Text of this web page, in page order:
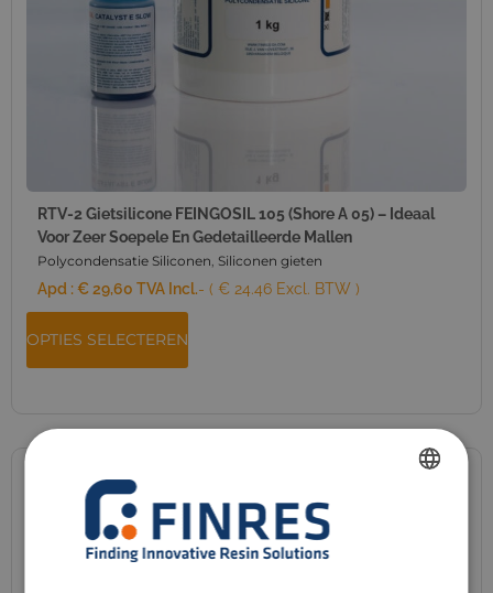
RTV-2 Gietsilicone FEINGOSIL 105 (Shore A 05) – Ideaal
Voor Zeer Soepele En Gedetailleerde Mallen
Polycondensatie Siliconen, Siliconen gieten
Apd :€ 29,60 TVA Incl.- ( € 24.46 Excl. BTW )
OPTIES SELECTEREN